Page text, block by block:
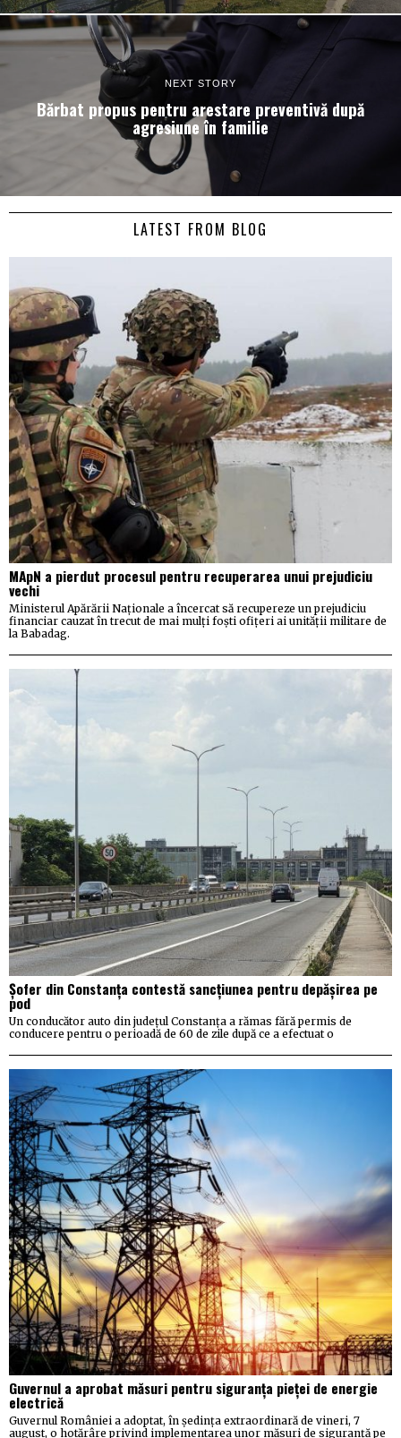
NEXT STORY
Bărbat propus pentru arestare preventivă după
agresiune în familie
LATEST FROM BLOG
MApN a pierdut procesul pentru recuperarea unui prejudiciu
vechi
Ministerul Apărării Naționale a încercat să recupereze un prejudiciu
financiar cauzat în trecut de mai mulți foști ofițeri ai unității militare de
la Babadag.
Șofer din Constanța contestă sancțiunea pentru depășirea pe
pod
Un conducător auto din județul Constanța a rămas fără permis de
conducere pentru o perioadă de 60 de zile după ce a efectuat o
Guvernul a aprobat măsuri pentru siguranța pieței de energie
electrică
Guvernul României a adoptat, în ședința extraordinară de vineri, 7
august, o hotărâre privind implementarea unor măsuri de siguranță pe